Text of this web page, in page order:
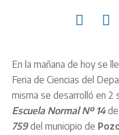
En la mañana de hoy se
Feria de Ciencias del
misma se desarrolló en 2
Escuela Normal Nº 14de
759del municipio de